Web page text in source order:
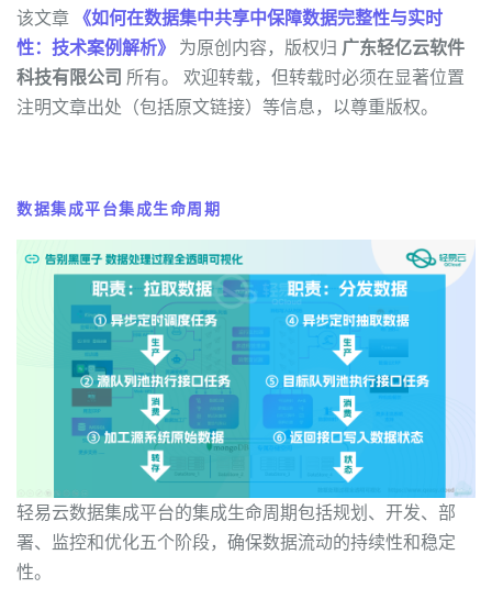
该文章 《如何在数据集中共享中保障数据完整性与实时
性：技术案例解析》 为原创内容，版权归 广东轻亿云软件
科技有限公司 所有。 欢迎转载，但转载时必须在显著位置
注明文章出处（包括原文链接）等信息，以尊重版权。
数据集成平台集成生命周期
轻易云数据集成平台的集成生命周期包括规划、开发、部
署、监控和优化五个阶段，确保数据流动的持续性和稳定
性。